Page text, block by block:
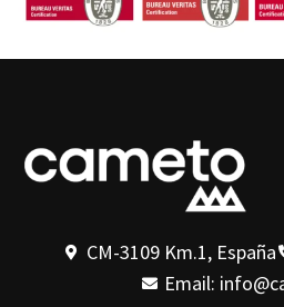
CM-3109 Km.1, España
Email: